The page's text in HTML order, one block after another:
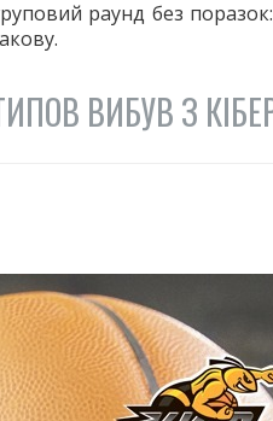
раунд без
ВИБУВ З